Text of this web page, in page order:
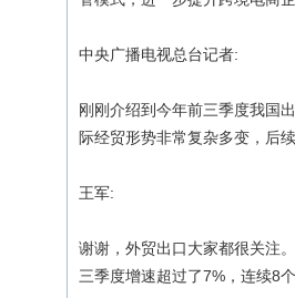
中央广播电视总台记者:
刚刚介绍到今年前三季度我国
际经贸形势非常复杂多变，后
王军:
谢谢，外贸出口大家都很关注
三季度增速超过了7%，连续8